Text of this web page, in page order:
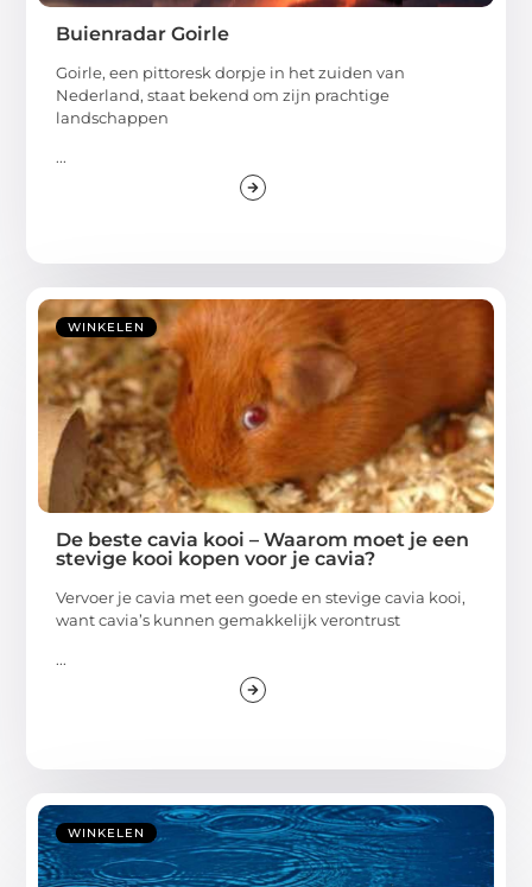
Buienradar Goirle
Goirle, een pittoresk dorpje in het zuiden van
Nederland, staat bekend om zijn prachtige
landschappen
...
WINKELEN
De beste cavia kooi – Waarom moet je een
stevige kooi kopen voor je cavia?
Vervoer je cavia met een goede en stevige cavia kooi,
want cavia’s kunnen gemakkelijk verontrust
...
WINKELEN